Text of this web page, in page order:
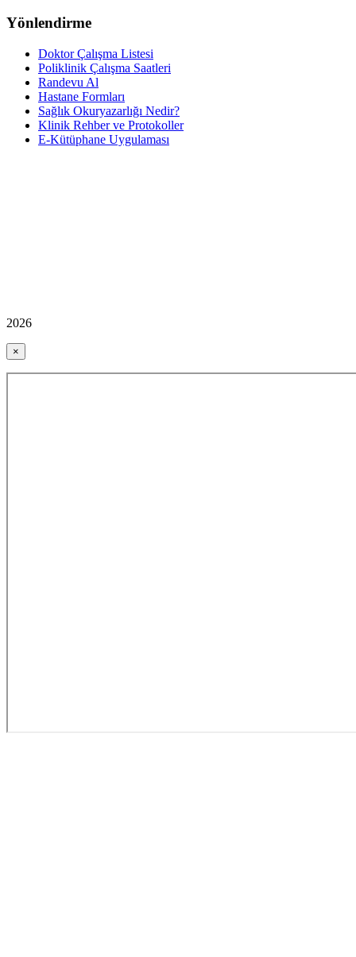
Yönlendirme
Doktor Çalışma Listesi
Poliklinik Çalışma Saatleri
Randevu Al
Hastane Formları
Sağlık Okuryazarlığı Nedir?
Klinik Rehber ve Protokoller
E-Kütüphane Uygulaması
2026
×